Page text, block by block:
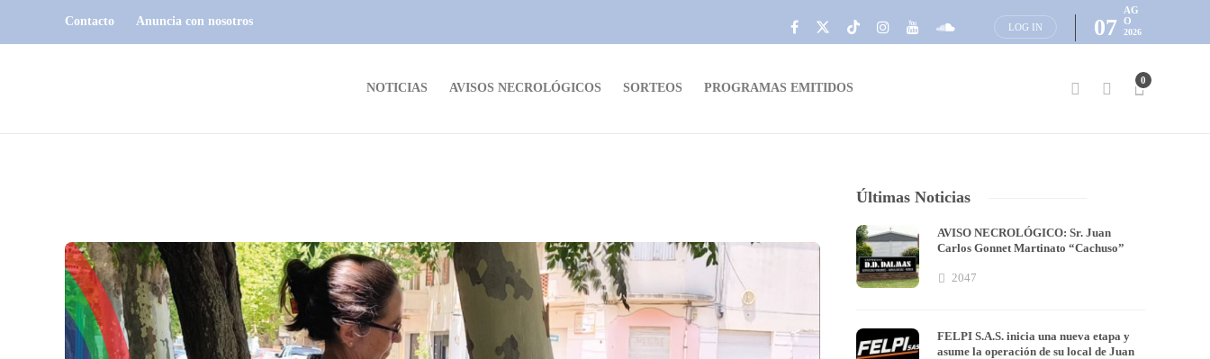
Contacto Anuncia con nosotros LOG IN 07
AG
O
2026
NOTICIAS AVISOS NECROLÓGICOS SORTEOS PROGRAMAS EMITIDOS
0
Últimas Noticias
AVISO NECROLÓGICO: Sr. Juan
Carlos Gonnet Martinato “Cachuso”
2047
FELPI S.A.S. inicia una nueva etapa y
asume la operación de su local de Juan